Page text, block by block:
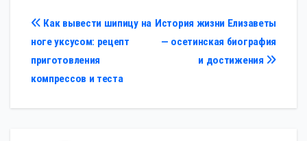
Навигация
по
записям
История жизни Елизаветы
— осетинская биография
и достижения
Как вывести шипицу на
ноге уксусом: рецепт
приготовления
компрессов и теста